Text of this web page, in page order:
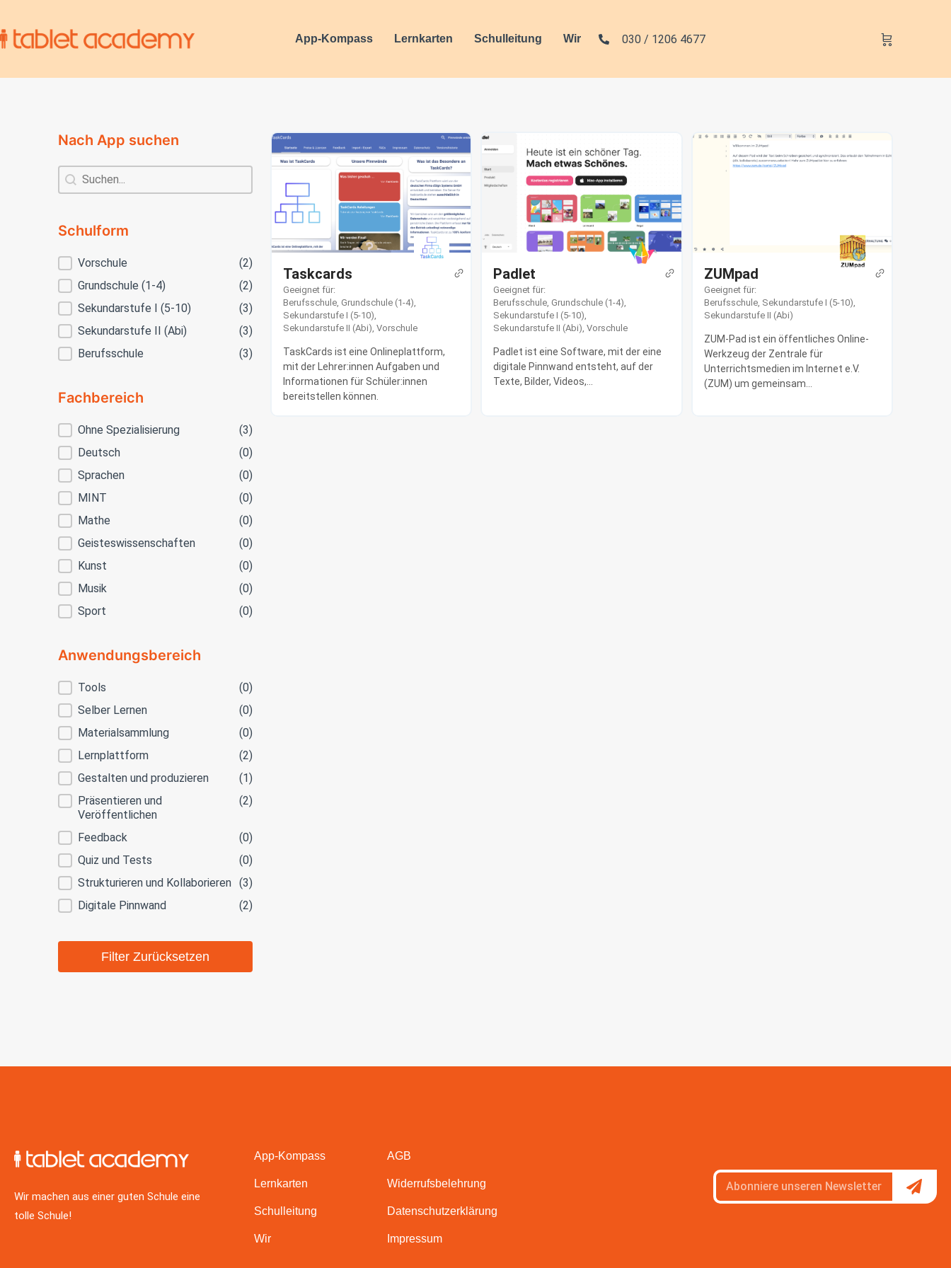
App-Kompass Lernkarten Schulleitung Wir 030 / 1206 4677
Nach App suchen
Nach App suchen
Nach App suchen
Schulform
Schulform
Vorschule
(2)
Grundschule (1-4)
(2)
Sekundarstufe I (5-10)
(3)
Sekundarstufe II (Abi)
(3)
Berufsschule
(3)
Fachbereich
Fachbereich
Ohne Spezialisierung
(3)
Deutsch
(0)
Sprachen
(0)
MINT
(0)
Mathe
(0)
Geisteswissenschaften
(0)
Kunst
(0)
Musik
(0)
Sport
(0)
Anwendungsbereich
Anwendungsbereich
Tools
(0)
Selber Lernen
(0)
Materialsammlung
(0)
Lernplattform
(2)
Gestalten und produzieren
(1)
Präsentieren und
Veröffentlichen
(2)
Feedback
(0)
Quiz und Tests
(0)
Strukturieren und Kollaborieren (3)
Digitale Pinnwand
(2)
Filter Zurücksetzen
Taskcards
Geeignet für:
Berufsschule Grundschule (1-4)
Sekundarstufe I (5-10)
Sekundarstufe II (Abi) Vorschule
TaskCards ist eine Onlineplattform,
mit der Lehrer:innen Aufgaben und
Informationen für Schüler:innen
bereitstellen können.
Padlet
Geeignet für:
Berufsschule Grundschule (1-4)
Sekundarstufe I (5-10)
Sekundarstufe II (Abi) ,Vorschule
Padlet ist eine Software, mit der eine
digitale Pinnwand entsteht, auf der
Texte, Bilder, Videos,...
ZUMpad
Geeignet für:
Berufsschule, Sekundarstufe I (5-10)
Sekundarstufe II (Abi)
ZUM-Pad ist ein öffentliches Online-
Werkzeug der Zentrale für
Unterrichtsmedien im Internet e.V.
(ZUM) um gemeinsam...
Wir machen aus einer guten Schule eine
tolle Schule!
App-Kompass
Lernkarten
Schulleitung
Wir
AGB
Widerrufsbelehrung
Datenschutzerklärung
Impressum